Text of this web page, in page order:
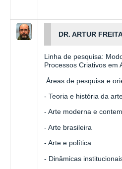
DR. ARTUR
Linha de pesquisa:
Processos Criativos em
Áreas de pesquisa e
- Teoria e história da
- Arte moderna e
- Arte brasileira
- Arte e política
- Dinâmicas